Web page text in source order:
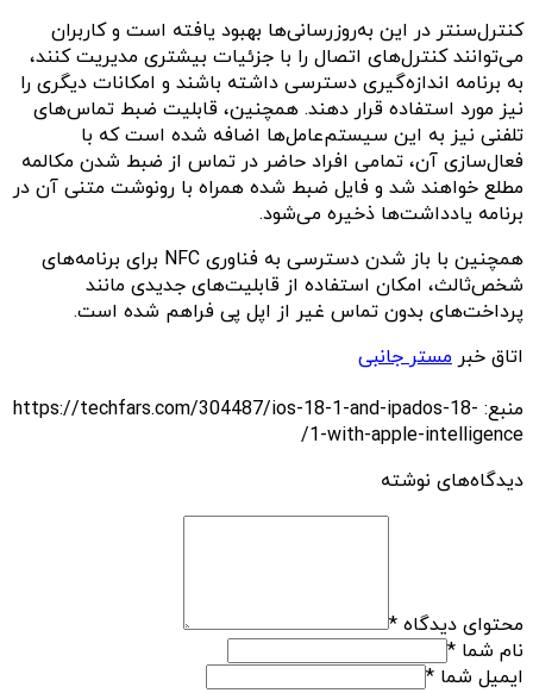
کنترل‌سنتر در این به‌روزرسانی‌ها بهبود یافته است و کاربران
می‌توانند کنترل‌های اتصال را با جزئیات بیشتری مدیریت کنند،
به برنامه اندازه‌گیری دسترسی داشته باشند و امکانات دیگری را
نیز مورد استفاده قرار دهند. همچنین، قابلیت ضبط تماس‌های
تلفنی نیز به این سیستم‌عامل‌ها اضافه شده است که با
فعال‌سازی آن، تمامی افراد حاضر در تماس از ضبط شدن مکالمه
مطلع خواهند شد و فایل ضبط شده همراه با رونوشت متنی آن در
برنامه یادداشت‌ها ذخیره می‌شود.
همچنین با باز شدن دسترسی به فناوری NFC برای برنامه‌های
شخص‌ثالث، امکان استفاده از قابلیت‌های جدیدی مانند
پرداخت‌های بدون تماس غیر از اپل پی فراهم شده است.
اتاق خبر مستر جانبی
منبع: https://techfars.com/304487/ios-18-1-and-ipados-18-
1-with-apple-intelligence/
دیدگاه‌های نوشته
محتوای دیدگاه *
نام شما *
ایمیل شما *